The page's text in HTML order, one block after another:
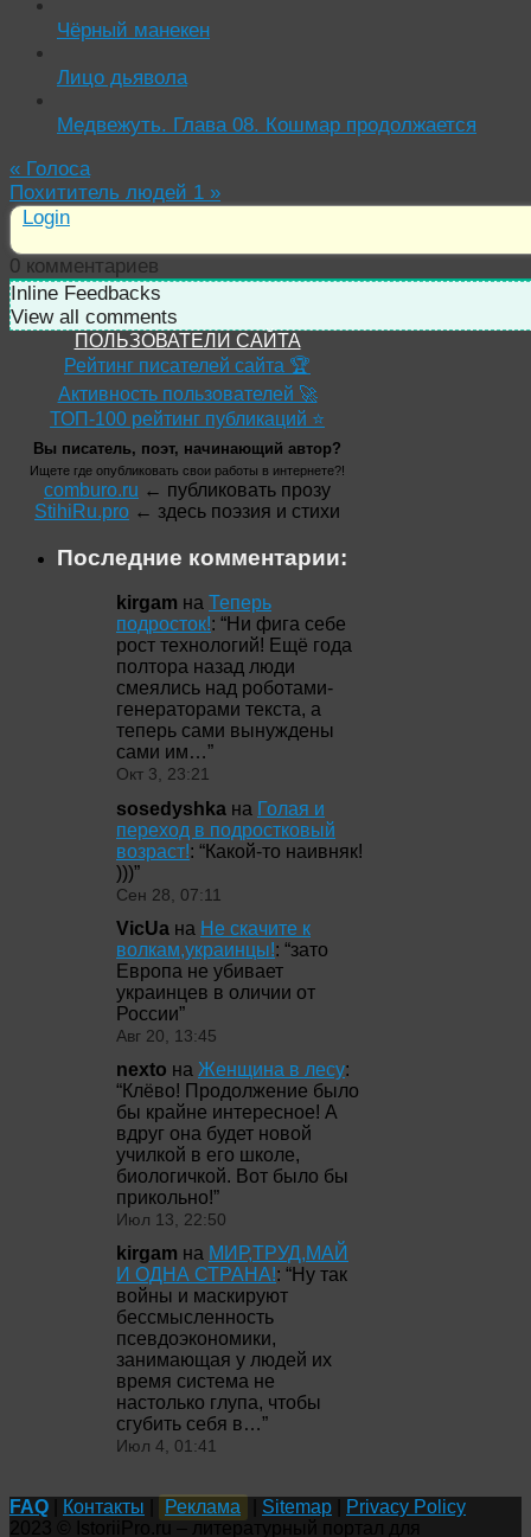
Чёрный манекен
Лицо дьявола
Медвежуть. Глава 08. Кошмар продолжается
« Голоса
Похититель людей 1 »
Login
0 комментариев
Inline Feedbacks
View all comments
ПОЛЬЗОВАТЕЛИ САЙТА
Рейтинг писателей сайта 🏆
Активность пользователей 🚀
ТОП-100 рейтинг публикаций ⭐
Вы писатель, поэт, начинающий автор?
Ищете где опубликовать свои работы в интернете?!
comburo.ru ← публиковать прозу
StihiRu.pro ← здесь поэзия и стихи
Последние комментарии:
kirgam на Теперь
подросток!: “Ни фига себе
рост технологий! Ещё года
полтора назад люди
смеялись над роботами-
генераторами текста, а
теперь сами вынуждены
сами им…”
Окт 3, 23:21
sosedyshka на Голая и
переход в подростковый
возраст!: “Какой-то наивняк!
)))”
Сен 28, 07:11
VicUa на Не скачите к
волкам,украинцы!: “зато
Европа не убивает
украинцев в оличии от
России”
Авг 20, 13:45
nexto на Женщина в лесу:
“Клёво! Продолжение было
бы крайне интересное! А
вдруг она будет новой
училкой в его школе,
биологичкой. Вот было бы
прикольно!”
Июл 13, 22:50
kirgam на МИР,ТРУД,МАЙ
И ОДНА СТРАНА!: “Ну так
войны и маскируют
бессмысленность
псевдоэкономики,
занимающая у людей их
время система не
настолько глупа, чтобы
сгубить себя в…”
Июл 4, 01:41
FAQ Контакты Реклама Sitemap
Privacy Policy